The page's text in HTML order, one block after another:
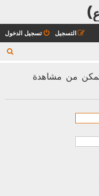
تسجيل الدخول التسجيل
من مشاهدة